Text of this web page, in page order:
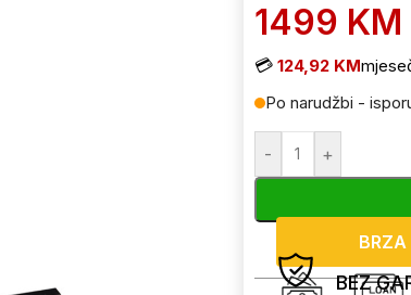
1499 KM
💳 124,92 KM
Po narudžbi -
- +
BEZ